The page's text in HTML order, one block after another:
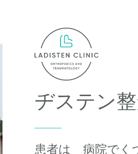
ヂステン
患者は 病院でく